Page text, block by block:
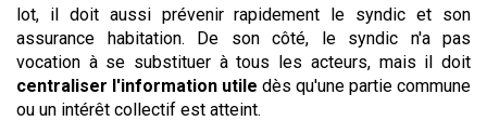
lot, il doit aussi prévenir rapidement le syndic et son
assurance habitation. De son côté, le syndic n'a pas
vocation à se substituer à tous les acteurs, mais il doit
centraliser l'information utile dès qu'une partie commune
ou un intérêt collectif est atteint.